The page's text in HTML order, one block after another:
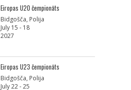
Eiropas U20 čempionāts
Bidgošča, Polija
July 15 - 18
2027
Eiropas U23 čempionāts
Bidgošča, Polija
July 22 - 25